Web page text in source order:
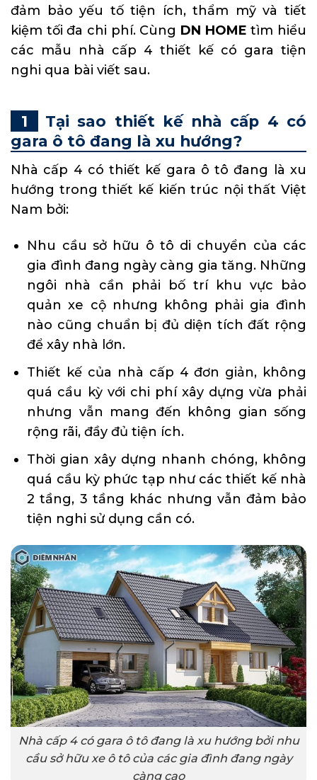
đảm bảo yếu tố tiện ích, thẩm mỹ và tiết
kiệm tối đa chi phí. Cùng DN HOME tìm hiểu
các mẫu nhà cấp 4 thiết kế có gara tiện
nghi qua bài viết sau.
Tại sao thiết kế nhà cấp 4 có
gara ô tô đang là xu hướng?
Nhà cấp 4 có thiết kế gara ô tô đang là xu
hướng trongthiết kế kiến trúc nội thất Việt
Nam bởi:
Nhu cầu sở hữu ô tô di chuyển của các
gia đình đang ngày càng gia tăng. Những
ngôi nhà cần phải bố trí khu vực bảo
quản xe cộ nhưng không phải gia đình
nào cũng chuẩn bị đủ diện tích đất rộng
để xây nhà lớn.
Thiết kế của nhà cấp 4 đơn giản, không
quá cầu kỳ với chi phí xây dựng vừa phải
nhưng vẫn mang đến không gian sống
rộng rãi, đầy đủ tiện ích.
Thời gian xây dựng nhanh chóng, không
quá cầu kỳ phức tạp như các thiết kế nhà
2 tầng, 3 tầng khác nhưng vẫn đảm bảo
tiện nghi sử dụng cần có.
Nhà cấp 4 có gara ô tô đang là xu hướng bởi nhu
cầu sở hữu xe ô tô của các gia đình đang ngày
càng cao